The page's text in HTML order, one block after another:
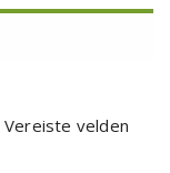
Vereiste velden